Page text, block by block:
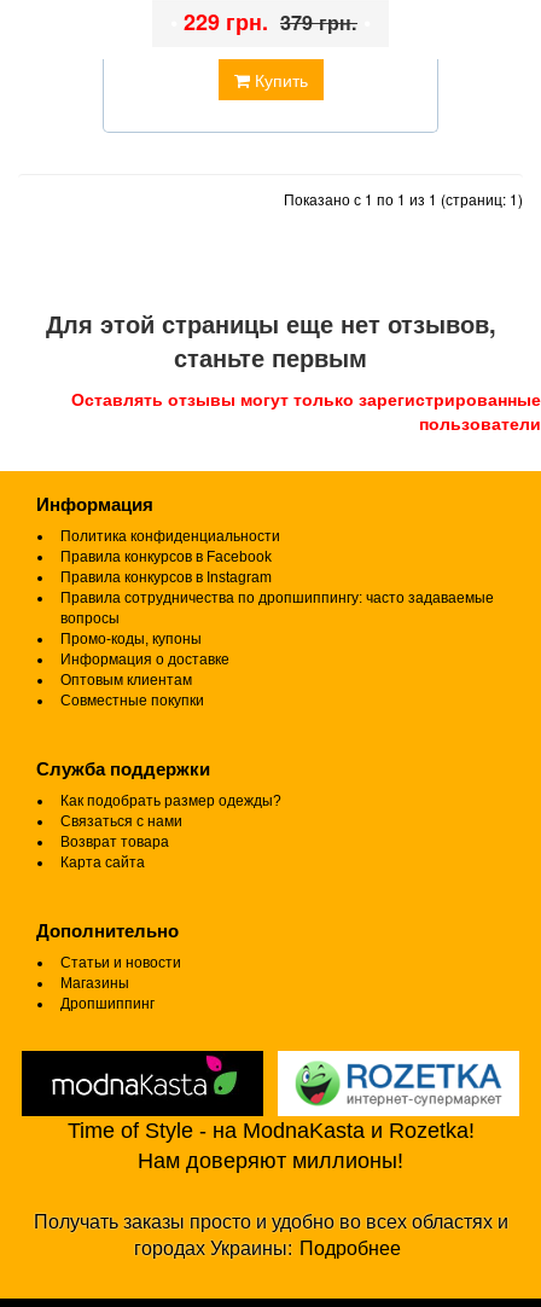
Купить
229 грн. 379 грн.
Показано с 1 по 1 из 1 (страниц: 1)
Для этой страницы еще нет отзывов,
станьте первым
Оставлять отзывы могут только зарегистрированные
пользователи
Информация
Политика конфиденциальности
Правила конкурсов в Facebook
Правила конкурсов в Instagram
Правила сотрудничества по дропшиппингу: часто задаваемые
вопросы
Промо-коды, купоны
Информация о доставке
Оптовым клиентам
Совместные покупки
Служба поддержки
Как подобрать размер одежды?
Связаться с нами
Возврат товара
Карта сайта
Дополнительно
Статьи и новости
Магазины
Дропшиппинг
Time of Style - на ModnaKasta и Rozetka!
Нам доверяют миллионы!
Получать заказы просто и удобно во всех областях и
городах Украины: Подробнее